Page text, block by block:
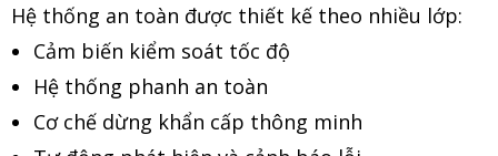
Hệ thống an toàn được thiết kế theo nhiều lớp:
Cảm biến kiểm soát tốc độ
Hệ thống phanh an toàn
Cơ chế dừng khẩn cấp thông minh